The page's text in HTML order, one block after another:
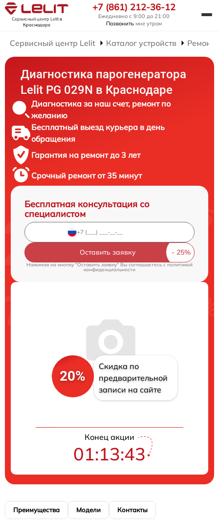
Сервисный центр Lelitв
Краснодаре
+7 (861) 212-36-12
Ежедневно с 9:00 до 21:00
Позвонить мне утром
Сервисный центр Lelit Каталог устройств Ремонт
Диагностика парогенератора
Lelit PG 029N в Краснодаре
Диагностика за наш счет, ремонт по
желанию
Бесплатный выезд курьера в день
обращения
Гарантия на ремонт до 3 лет
Срочный ремонт от 35 минут
Бесплатная консультация со
специалистом
Оставить заявку
Нажимая на кнопку "Оставить заявку" Вы соглашаетесь cполитикой
конфиденциальности
20%
Скидка по
предварительной
записи на сайте
Конец акции
01:13:43
Преимущества Модели Контакты